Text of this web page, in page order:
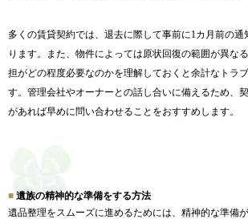
多くの賃貸契約では、 退去に際して事前に1カ月前の通
ります。
また、物件によっては原状回復の範囲が異なる
担がどの程度必要なのかを理解しておくと余計なト ラ
す。 管理会社やオーナーとの話し合いに備えるため、契
があれば早めに問い合わせることをおすすめします。
遺族の精神的な準備をする方法
遺品整理をスムーズに進めるためには、 精神的な準備